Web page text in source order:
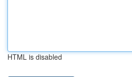
HTML is disabled